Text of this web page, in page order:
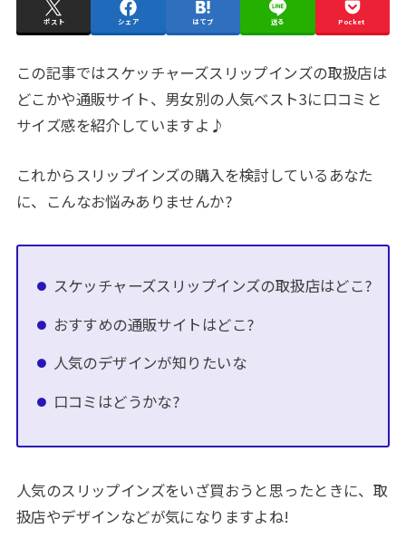
ポスト シェア はてブ 送る Pocket
この記事ではスケッチャーズスリップインズの取扱店は
どこかや通販サイト、男女別の人気ベスト3に口コミと
サイズ感を紹介していますよ♪
これからスリップインズの購入を検討しているあなた
に、こんなお悩みありませんか?
スケッチャーズスリップインズの取扱店はどこ?
おすすめの通販サイトはどこ?
人気のデザインが知りたいな
口コミはどうかな?
人気のスリップインズをいざ買おうと思ったときに、取
扱店やデザインなどが気になりますよね!